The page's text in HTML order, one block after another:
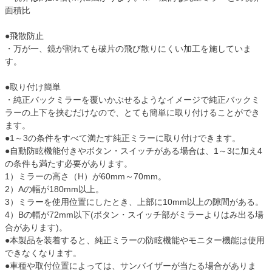
面積比
●飛散防止
・万が一、鏡が割れても破片の飛び散りにくい加工を施していま
す。
●取り付け簡単
・純正バックミラーを覆いかぶせるようなイメージで純正バックミ
ラーの上下を挟むだけなので、とても簡単に取り付けることができ
ます。
●1～3の条件をすべて満たす純正ミラーに取り付けできます。
●自動防眩機能付きやボタン・スイッチがある場合は、1～3に加え4
の条件も満たす必要があります。
1）ミラーの高さ（H）が60mm～70mm。
2）Aの幅が180mm以上。
3）ミラーを使用位置にしたとき、上部に10mm以上の隙間がある。
4）Bの幅が72mm以下(ボタン・スイッチ部がミラーよりはみ出る場
合があります)。
●本製品を装着すると、純正ミラーの防眩機能やモニター機能は使用
できなくなります。
●車種や取付位置によっては、サンバイザーが当たる場合がありま